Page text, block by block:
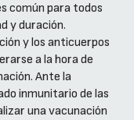
común para todos
y duración.
y los anticuerpos
a la hora de
Ante la
inmunitario de las
una vacunación